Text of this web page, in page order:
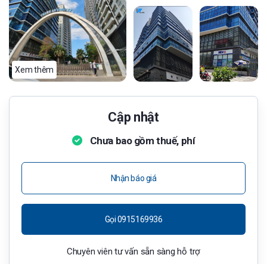
Xem thêm
Cập nhật
Chưa bao gồm thuế, phí
Nhận báo giá
Gọi 0915169936
Chuyên viên tư vấn sẵn sàng hỗ trợ